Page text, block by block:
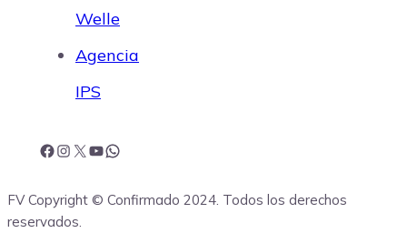
Welle
Agencia
IPS
a n
o h
FV Copyright © Confirmado 2024. Todos los derechos
reservados.